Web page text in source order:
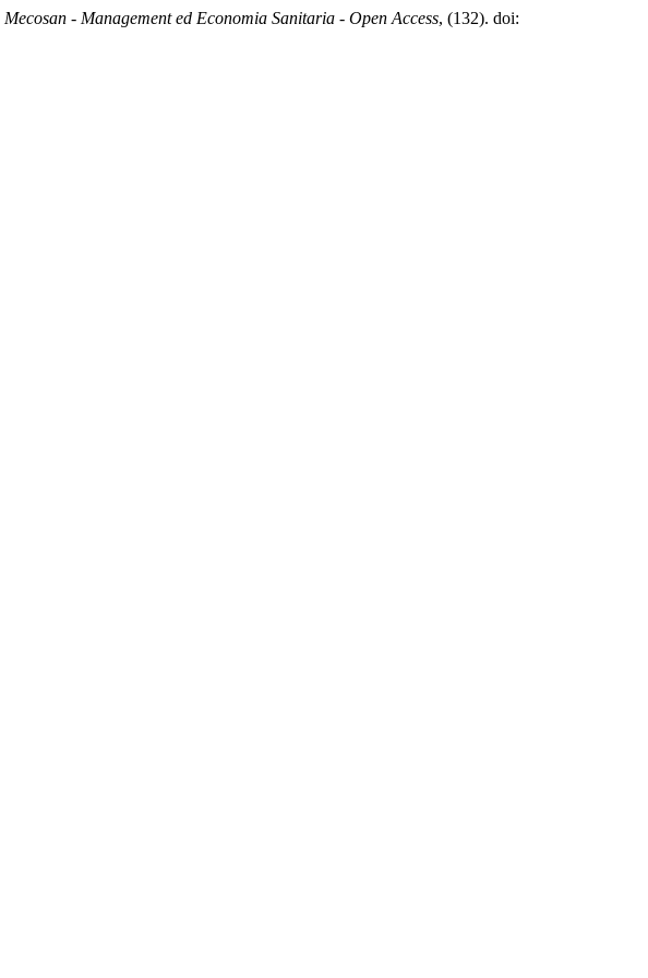
Mecosan - Management ed Economia Sanitaria - Open Access, (132). doi: